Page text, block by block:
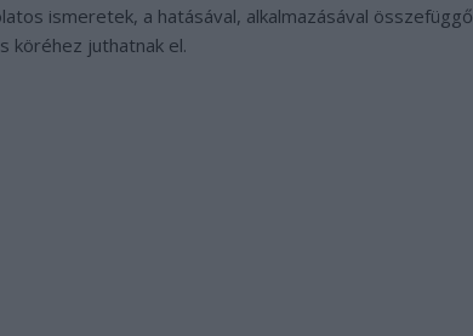
ismeretek, a hatásával, alkalmazásával összefüggő
köréhez juthatnak el.